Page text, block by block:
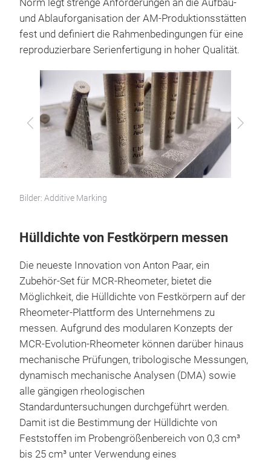
Norm legt strenge Anforderungen an die Aufbau-
und Ablauforganisation der AM-Produktionsstätten
fest und definiert die Rahmenbedingungen für eine
reproduzierbare Serienfertigung in hoher Qualität.
Zurück Vor
Bilder: Additive Marking
Hülldichte von Festkörpern messen
Die neueste Innovation von Anton Paar, ein
Zubehör-Set für MCR-Rheometer, bietet die
Möglichkeit, die Hülldichte von Festkörpern auf der
Rheometer-Plattform des Unternehmens zu
messen. Aufgrund des modularen Konzepts der
MCR-Evolution-Rheometer können darüber hinaus
mechanische Prüfungen, tribologische Messungen,
dynamisch mechanische Analysen (DMA) sowie
alle gängigen rheologischen
Standarduntersuchungen durchgeführt werden.
Damit ist die Bestimmung der Hülldichte von
Feststoffen im Probengrößenbereich von 0,3 cm³
bis 25 cm³ unter Verwendung eines